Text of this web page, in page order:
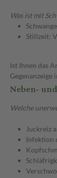
Was ist mit
Stillzeit:
Ist Ihnen das
Gegenanzeige
Neben-
Welche
Juckreiz
Infektion